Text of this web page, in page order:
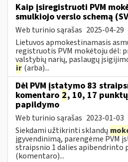
Kaip įsiregistruoti PVM
smulkiojo verslo schemą
Web turinio sąrašas 2025-04-29
Lietuvos apmokestinamasis
registruotis PVM mokėtoju dėl:
valstybių narių, paslaugų
ir (arba)...
Dėl PVM įstatymo 83
komentaro 2, 10, 17
papildymo
Web turinio sąrašas 2023-01-03
Siekdami užtikrinti sklandų
įgyvendinimą, parengėme PVM
straipsnio 1 dalies apibendrinto
(komentaro)...